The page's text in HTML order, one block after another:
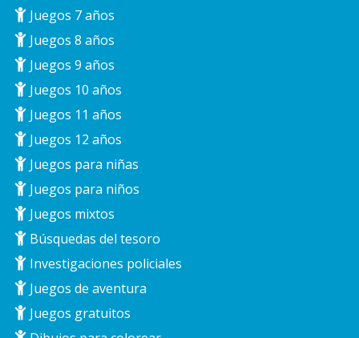
Juegos 7 años
Juegos 8 años
Juegos 9 años
Juegos 10 años
Juegos 11 años
Juegos 12 años
Juegos para niñas
Juegos para niños
Juegos mixtos
Búsquedas del tesoro
Investigaciones policiales
Juegos de aventura
Juegos gratuitos